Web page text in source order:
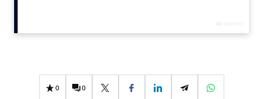
Effectiviteit
Gedragsverandering
0 0